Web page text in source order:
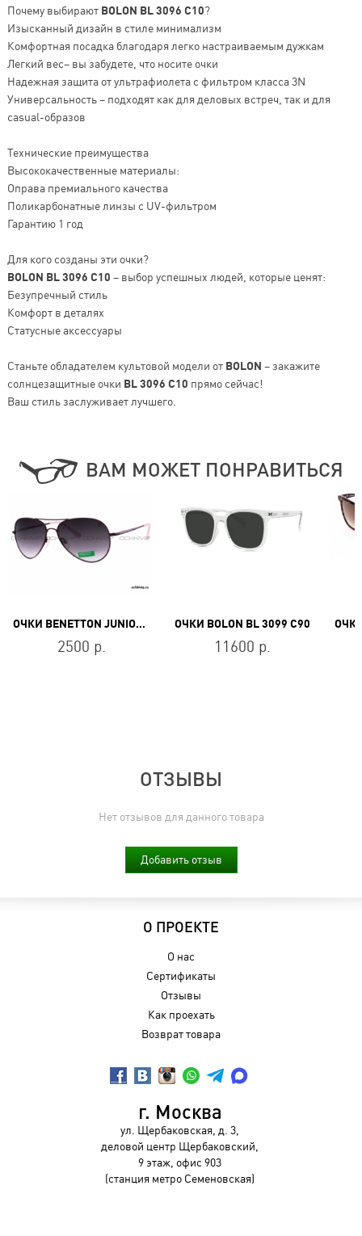
Почему выбирают BOLON BL 3096 C10?
Изысканный дизайн в стиле минимализм
Комфортная посадка благодаря легко настраиваемым дужкам
Легкий вес– вы забудете, что носите очки
Надежная защита от ультрафиолета с фильтром класса 3N
Универсальность – подходят как для деловых встреч, так и для
casual-образов
Технические преимущества
Высококачественные материалы:
Оправа премиального качества
Поликарбонатные линзы с UV-фильтром
Гарантию 1 год
Для кого созданы эти очки?
BOLON BL 3096 C10 – выбор успешных людей, которые ценят:
Безупречный стиль
Комфорт в деталях
Статусные аксессуары
Станьте обладателем культовой модели от BOLON – закажите
солнцезащитные очки BL 3096 C10 прямо сейчас!
Ваш стиль заслуживает лучшего.
ВАМ МОЖЕТ ПОНРАВИТЬСЯ
ОЧКИ BENETTON JUNIOR BB 564 R3
2500 р.
ОЧКИ BOLON BL 3099 C90
11600 р.
ОТЗЫВЫ
Нет отзывов для данного товара
Добавить отзыв
О ПРОЕКТЕ
О нас
Сертификаты
Отзывы
Как проехать
Возврат товара
г. Москва
ул. Щербаковская, д. 3,
деловой центр Щербаковский,
9 этаж, офис 903
(станция метро Семеновская)